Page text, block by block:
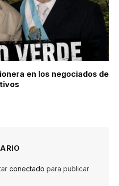
en los negociados de
conectado para publicar